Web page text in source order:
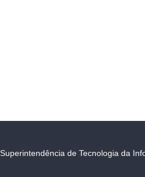
Superintendência de Tecnologia da